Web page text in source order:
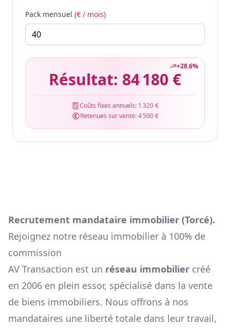
Pack mensuel (€ / mois)
+28.6%
Résultat: 84 180 €
Coûts fixes annuels: 1 320 €
Retenues sur vente:4 500 €
Recrutement mandataire immobilier (Torcé).
Rejoignez notre réseau immobilier à 100% de
commission
AV Transaction est un réseau immobilier créé
en 2006 en plein essor, spécialisé dans la vente
de biens immobiliers. Nous offrons à nos
mandataires une liberté totale dans leur travail,